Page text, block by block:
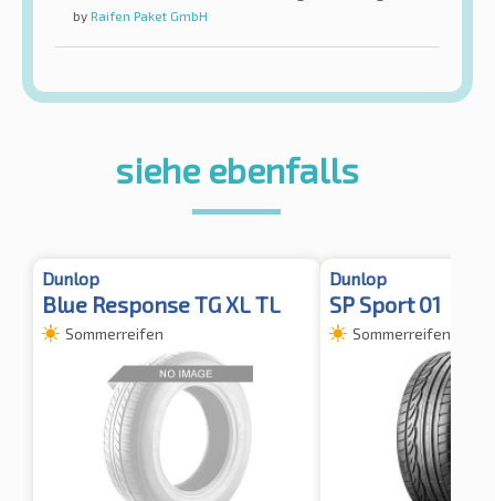
by Raifen Paket GmbH
siehe ebenfalls
Dunlop
Blue Response TG XL TL
Sommerreifen
Dunlop
SP Sport 01
Sommerreifen